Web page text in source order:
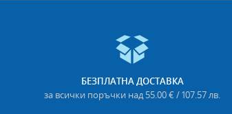
БЕЗПЛАТНА ДОСТАВКА
за всички поръчки над 55.00 € / 107.57 лв.